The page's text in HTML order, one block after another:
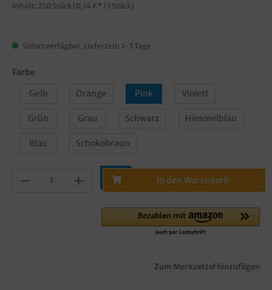
Inhalt: 250 Stück (0,14 €* / 1 Stück)
Sofort verfügbar, Lieferzeit: 1-3 Tage
Farbe
Gelb
Orange Pink Violett
Grün Grau Schwarz Himmelblau
Blau Schokobraun
In den Warenkorb
Zum Merkzettel hinzufügen